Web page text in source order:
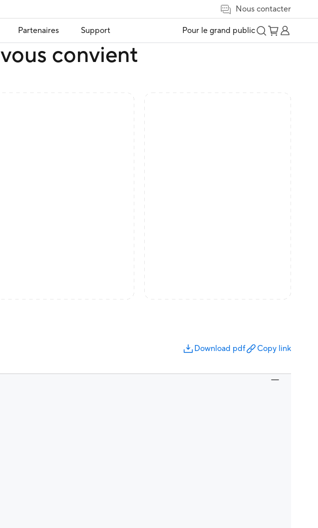
Nous contacter
Partenaires Support Pour le grand public
convient
Download pdf Copy link